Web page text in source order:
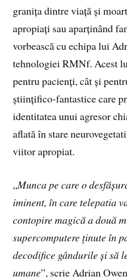
granița dintre viață și
apropiați sau aparținând
vorbească cu echipa lui
tehnologiei RMNf. Acest
pentru pacienți, cât și
științifico-fantastice care
identitatea unui agresor
aflată în stare
viitor apropiat.
„Munca pe care o
iminent, în care telepatia
contopire magică a două
supercomputere ținute în
decodifice gândurile și să
umane”, scrie Adrian